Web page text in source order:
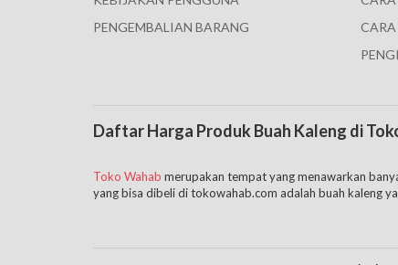
PENGEMBALIAN BARANG
CARA
Daftar Harga Produk Buah Kaleng di
Toko Wahab merupakan tempat yang menawarkan
yang bisa dibeli di tokowahab.com adalah buah kaleng